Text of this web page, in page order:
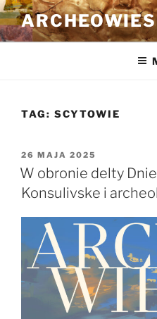
Przejdź
do
treści
TAG: SCYTOWIE
OPUBLIKOWANE
W
26 MAJA 2025
W obronie delty
Konsulivske i